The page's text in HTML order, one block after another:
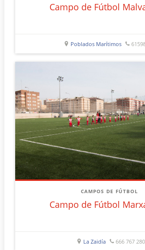
Campo de Fútbol
Poblados Marítimos
CAMPOS DE FÚTBOL
Campo de Fútbol
La Zaidía 666 767 280